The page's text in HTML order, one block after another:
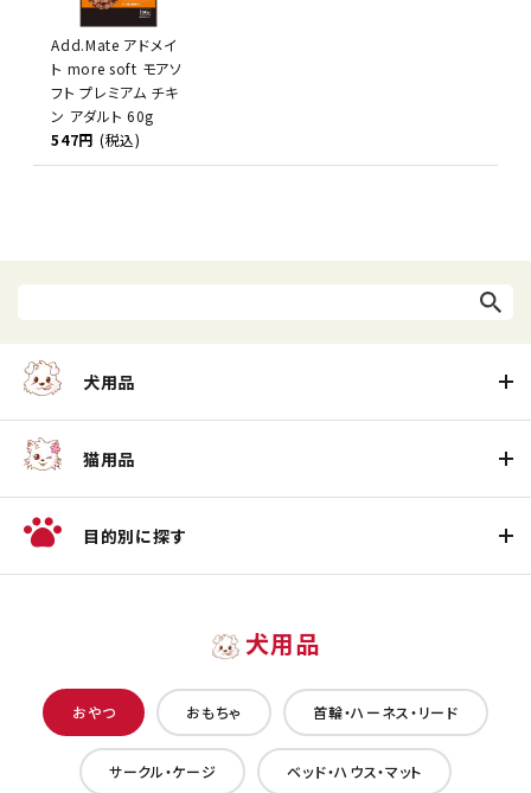
Add.Mate アドメイ
ト more soft モアソ
フト プレミアム チキ
ン アダルト 60g
547円 (税込)
犬用品
猫用品
目的別に探す
犬用品
おやつ おもちゃ 首輪・ハーネス・リード
サークル・ケージ ベッド・ハウス・マット